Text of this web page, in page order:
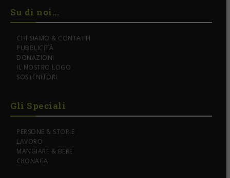
Su di noi...
CHI SIAMO & CONTATTI
PUBBLICITÀ
DONAZIONI
IL NOSTRO LOGO
SOSTENITORI
Gli Speciali
PERSONE & STORIE
LAVORO
MANGIARE & BERE
CRONACA